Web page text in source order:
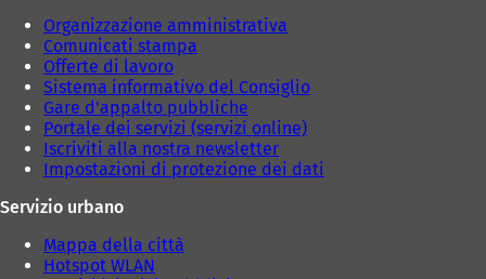
Organizzazione amministrativa
Comunicati stampa
Offerte di lavoro
Sistema informativo del Consiglio
Gare d'appalto pubbliche
Portale dei servizi (servizi online)
Iscriviti alla nostra newsletter
Impostazioni di protezione dei dati
Servizio urbano
Mappa della città
Hotspot WLAN